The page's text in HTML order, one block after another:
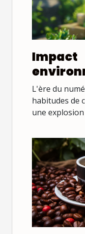
Impact
L'ère du
habitudes de
une explosion